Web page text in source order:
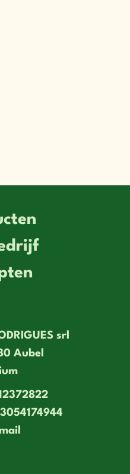
srl
Aubel